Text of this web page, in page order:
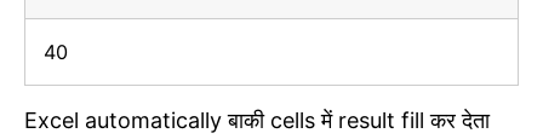
40
Excel automatically बाकी cells में result fill कर देता